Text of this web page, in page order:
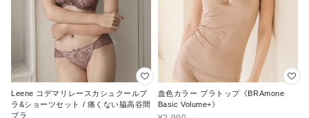
Leene コデマリレースカシュクールブ
ラ&ショーツセット / 痛くない脇高谷間
ブラ
血色カラー ブラトップ《BRAmone
Basic Volume+》